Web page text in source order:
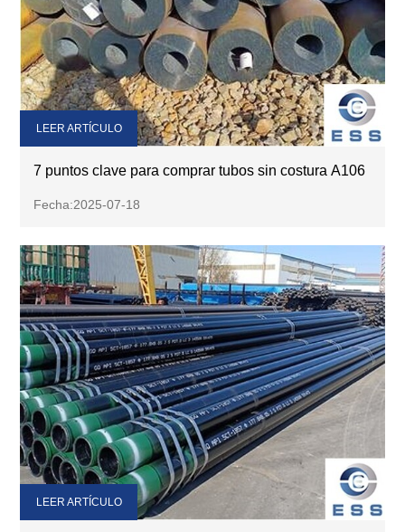
7 puntos clave para comprar tubos sin costura A106
Fecha:2025-07-18
LEER ARTÍCULO
LEER ARTÍCULO